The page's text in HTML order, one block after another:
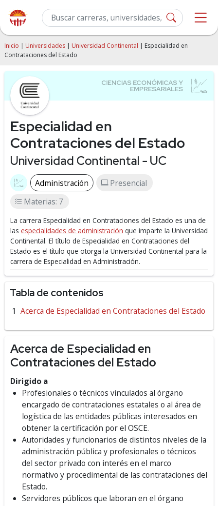
Inicio | Universidades | Universidad Continental | Especialidad en
Contrataciones del Estado
Especialidad en
Contrataciones del Estado
Universidad Continental - UC
Administración
Presencial
Materias: 7
La carrera Especialidad en Contrataciones del Estado es una de
las especialidades de administración que imparte la Universidad
Continental. El título de Especialidad en Contrataciones del
Estado es el título que otorga la Universidad Continental para la
carrera de Especialidad en Administración.
Tabla de contenidos
Acerca de Especialidad en Contrataciones del Estado
Acerca de Especialidad en
Contrataciones del Estado
Dirigido a
Profesionales o técnicos vinculados al órgano
encargado de contrataciones estatales o al área de
logística de las entidades públicas interesados en
obtener la certificación por el OSCE.
Autoridades y funcionarios de distintos niveles de la
administración pública y profesionales o técnicos
del sector privado con interés en el marco
normativo y procedimental de las contrataciones del
Estado.
Servidores públicos que laboran en el órgano